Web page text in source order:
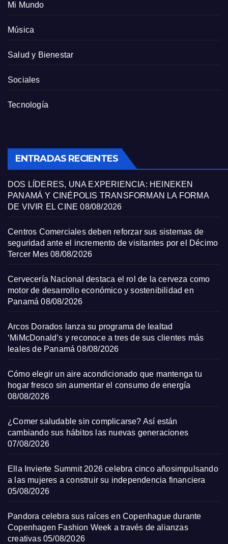
Mi Mundo
Música
Salud y Bienestar
Sociales
Tecnología
ENTRADAS RECIENTES
DOS LÍDERES, UNA EXPERIENCIA: HEINEKEN
PANAMÁ Y CINÉPOLIS TRANSFORMAN LA FORMA
DE VIVIR EL CINE 08/08/2026
Centros Comerciales deben reforzar sus sistemas de
seguridad ante el incremento de visitantes por el Décimo
Tercer Mes 08/08/2026
Cervecería Nacional destaca el rol de la cerveza como
motor de desarrollo económico y sostenibilidad en
Panamá 08/08/2026
Arcos Dorados lanza su programa de lealtad
‘MiMcDonald’s y reconoce a tres de sus clientes más
leales de Panamá 08/08/2026
Cómo elegir un aire acondicionado que mantenga tu
hogar fresco sin aumentar el consumo de energía
08/08/2026
¿Comer saludable sin complicarse? Así están
cambiando sus hábitos las nuevas generaciones
07/08/2026
Ella Invierte Summit 2026 celebra cinco añosimpulsando
a las mujeres a construir su independencia financiera
05/08/2026
Pandora celebra sus raíces en Copenhague durante
Copenhagen Fashion Week a través de alianzas
creativas 05/08/2026